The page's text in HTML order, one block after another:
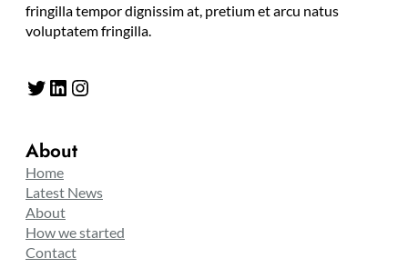
fringilla tempor dignissim at, pretium et arcu natus
voluptatem fringilla.
Twitter LinkedIn Instagram
About
Home
Latest News
About
How we started
Contact